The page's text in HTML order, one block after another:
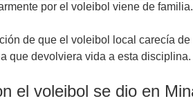
por el voleibol viene de familia.
de que el voleibol local carecía
que devolviera vida a esta disciplina.
el voleibol se dio en